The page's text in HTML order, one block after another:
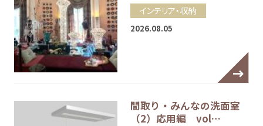
インテリア・収納
2026.08.05
間取り・みんなの洗面室
（2）応用編 vol…